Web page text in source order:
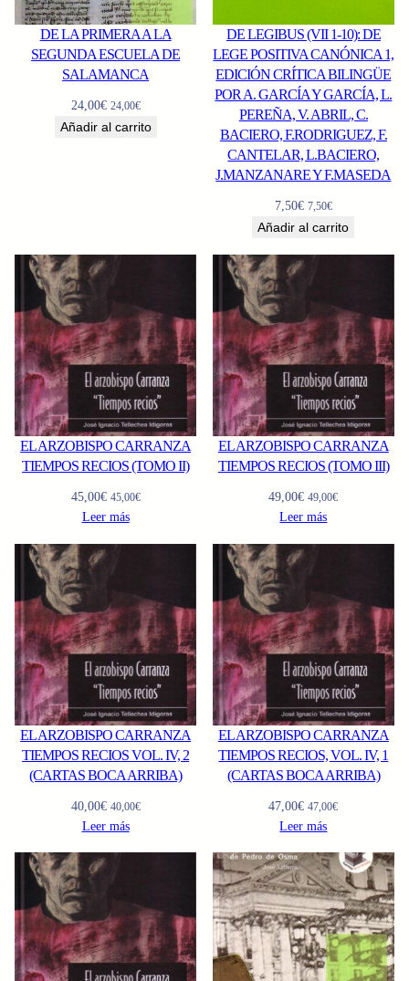
DE LA PRIMERA A LA
SEGUNDA ESCUELA DE
SALAMANCA
24,00€ 24,00€
Añadir al carrito
DE LEGIBUS (VII 1-10): DE
LEGE POSITIVA CANÓNICA 1,
EDICIÓN CRÍTICA BILINGÜE
POR A. GARCÍA Y GARCÍA, L.
PEREÑA, V. ABRIL, C.
BACIERO, F.RODRIGUEZ, F.
CANTELAR, L.BACIERO,
J.MANZANARE Y F.MASEDA
7,50€ 7,50€
Añadir al carrito
EL ARZOBISPO CARRANZA
TIEMPOS RECIOS (TOMO II)
45,00€ 45,00€
Leer más
EL ARZOBISPO CARRANZA
TIEMPOS RECIOS (TOMO III)
49,00€ 49,00€
Leer más
EL ARZOBISPO CARRANZA
TIEMPOS RECIOS VOL. IV, 2
(CARTAS BOCA ARRIBA)
40,00€ 40,00€
Leer más
EL ARZOBISPO CARRANZA
TIEMPOS RECIOS, VOL. IV, 1
(CARTAS BOCA ARRIBA)
47,00€ 47,00€
Leer más